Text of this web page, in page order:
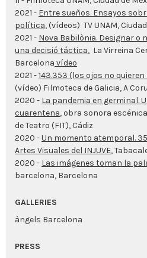
2021 - Entre sueños. Ensayos
política, (vídeos) TV UNAM,
2021 - Nova Babilònia. Designar o
una decisió táctica, La Virreina
Barcelona vídeo
2021 -143.353 (los ojos no
(vídeo) Filmoteca de Galicia, A
2020 - La pandemia en germinal.
cuarentena, obra sonora
de Teatro (FIT), Cádiz
2020 -Un momento atemporal.
Artes Visuales del INJUVE,
2020 - Las imágenes toman la
barcelona, Barcelona
GALLERIES
àngels Barcelona
PRESS